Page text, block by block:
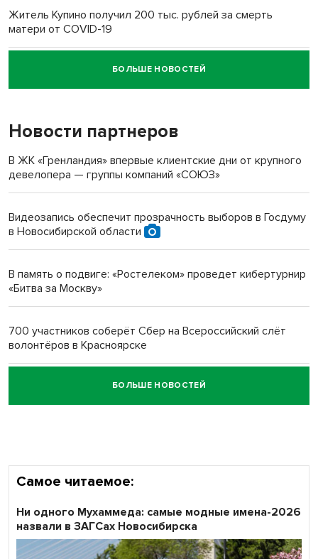
Житель Купино получил 200 тыс. рублей за смерть
матери от COVID-19
Новосибирский суд наказал водителя за смерть
пенсионерки на вокзале
«Мы живём на пастбище!»: в новосибирском селе лошади
терроризируют жителей
Инвалид получил условный срок за избиение врачей
Новосибирский преподаватель с женой вошли в топ-16
Обновлённое отделение ВТБ открылось в Искитиме
БОЛЬШЕ НОВОСТЕЙ
Новости партнеров
В ЖК «Гренландия» впервые клиентские дни от крупного
девелопера — группы компаний «СОЮЗ»
Видеозапись обеспечит прозрачность выборов в Госдуму
в Новосибирской области
В память о подвиге: «Ростелеком» проведет кибертурнир
«Битва за Москву»
700 участников соберёт Сбер на Всероссийский слёт
волонтёров в Красноярске
Честный выбор: видеонаблюдение обеспечит
объективность результатов ЕДГ в Новосибирской
БОЛЬШЕ НОВОСТЕЙ
Самое читаемое:
Ни одного Мухаммеда: самые модные имена-2026
назвали в ЗАГСах Новосибирска